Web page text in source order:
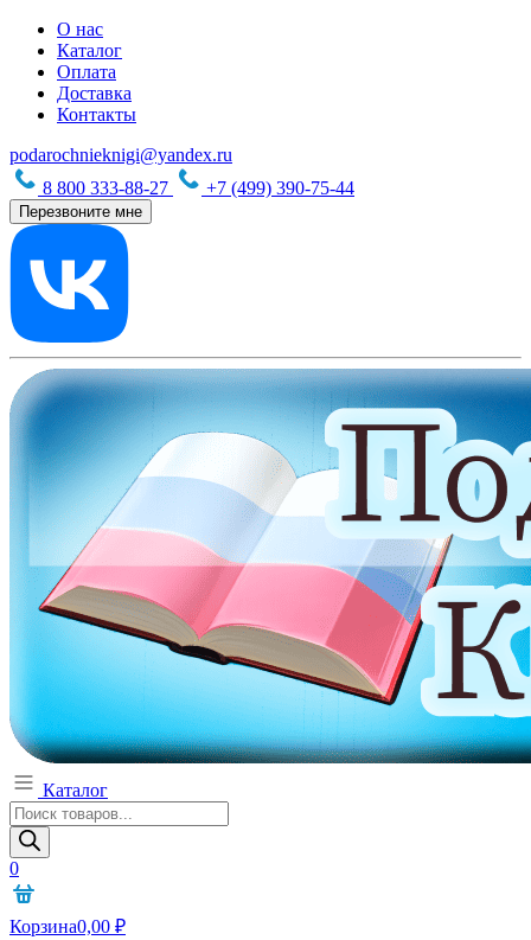
О нас
Каталог
Оплата
Доставка
Контакты
podarochnieknigi@yandex.ru
8 800 333-88-27
+7 (499) 390-75-44
Перезвоните мне
Каталог
Поиск
товаров
0
Корзина0,00 ₽